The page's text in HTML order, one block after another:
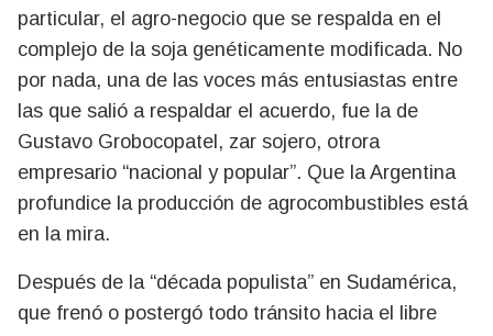
particular, el agro-negocio que se respalda en el
complejo de la soja genéticamente modificada. No
por nada, una de las voces más entusiastas entre
las que salió a respaldar el acuerdo, fue la de
Gustavo Grobocopatel, zar sojero, otrora
empresario “nacional y popular”. Que la Argentina
profundice la producción de agrocombustibles está
en la mira.
Después de la “década populista” en Sudamérica,
que frenó o postergó todo tránsito hacia el libre